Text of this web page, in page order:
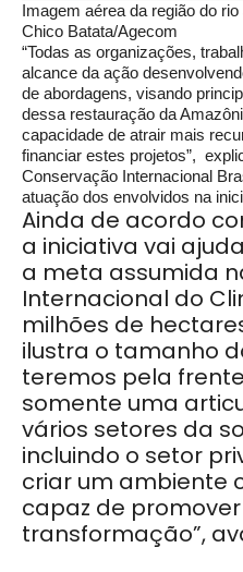
Imagem aérea da região do
Chico Batata/Agecom
“Todas as organizações,
alcance da ação
de abordagens, visando
dessa restauração da
capacidade de atrair mais
financiar estes projetos”,
Conservação Internacional
atuação dos envolvidos na
Ainda de acordo
a iniciativa vai
a meta assumida
Internacional do
milhões de
ilustra o tamanho
teremos pela
somente uma
vários setores da
incluindo o setor
criar um ambiente
capaz de
transformação”,